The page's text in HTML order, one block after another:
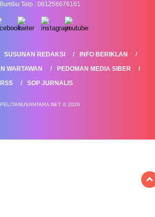
Bumbu Telp : 081256676161
SUSUNAN REDAKSI
INFO BERIKLAN
WARTAWAN
PEDOMAN MEDIA SIBER
RSS
SOP JURNALIS
PELITANUSANTARA.NET © 2026